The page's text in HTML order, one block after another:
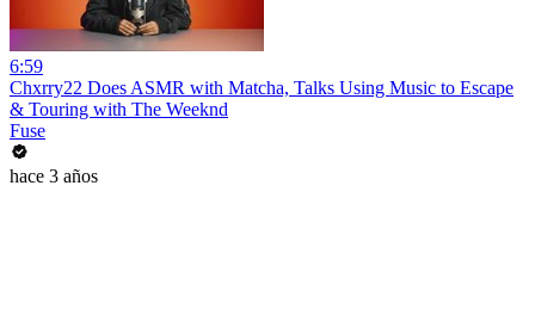
6:59
Chxrry22 Does ASMR with Matcha, Talks Using Music to Escape
& Touring with The Weeknd
Fuse
hace 3 años